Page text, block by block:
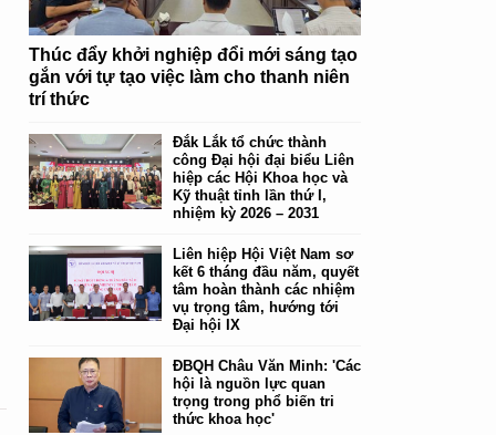
Thúc đẩy khởi nghiệp đổi mới sáng tạo
gắn với tự tạo việc làm cho thanh niên
trí thức
Đắk Lắk tổ chức thành
công Đại hội đại biểu Liên
hiệp các Hội Khoa học và
Kỹ thuật tỉnh lần thứ I,
nhiệm kỳ 2026 – 2031
Liên hiệp Hội Việt Nam sơ
kết 6 tháng đầu năm, quyết
tâm hoàn thành các nhiệm
vụ trọng tâm, hướng tới
Đại hội IX
ĐBQH Châu Văn Minh: 'Các
hội là nguồn lực quan
trọng trong phổ biến tri
thức khoa học'